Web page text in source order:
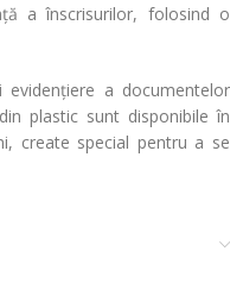
a înscrisurilor, folosind o
a documentelor
plastic sunt disponibile în
create special pentru a se